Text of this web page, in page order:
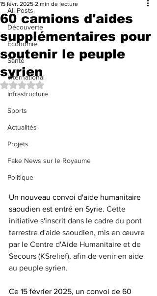
All Posts
Découverte
Économie
Santé
International
Infrastructure
Sports
Actualités
Projets
Fake News sur le Royaume
Politique
60 camions d'aides
supplémentaires pour
soutenir le peuple
syrien
15 févr. 2025 2 min de lecture
Noté NaN étoiles sur 5.
Un nouveau convoi d'aide humanitaire
saoudien est entré en Syrie. Cette
initiative s'inscrit dans le cadre du pont
terrestre d'aide saoudien, mis en œuvre
par le Centre d'Aide Humanitaire et de
Secours (KSrelief), afin de venir en aide
au peuple syrien.
Ce 15 février 2025, un convoi de 60